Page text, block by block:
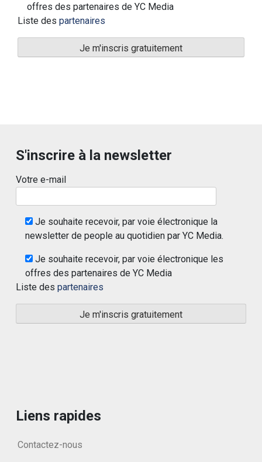
offres des partenaires de YC Media
Liste des partenaires
S'inscrire à la newsletter
Votre e-mail
Je souhaite recevoir, par voie électronique la
newsletter de people au quotidien par YC Media.
Je souhaite recevoir, par voie électronique les
offres des partenaires de YC Media
Liste des partenaires
Liens rapides
Contactez-nous